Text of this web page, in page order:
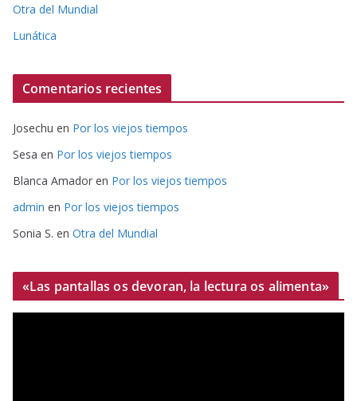
Otra del Mundial
Lunática
Comentarios recientes
Josechu en Por los viejos tiempos
Sesa en Por los viejos tiempos
Blanca Amador en Por los viejos tiempos
admin en Por los viejos tiempos
Sonia S. en Otra del Mundial
«Las pantallas os devoran, la lectura os alimenta»